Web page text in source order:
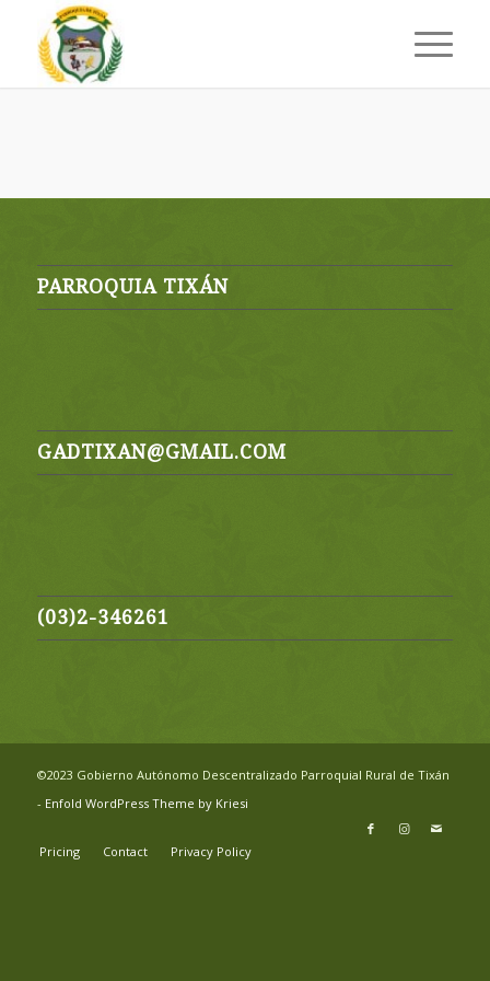
PARROQUIA TIXÁN
GADTIXAN@GMAIL.COM
(03)2-346261
©2023 Gobierno Autónomo Descentralizado Parroquial Rural de Tixán
- Enfold WordPress Theme by Kriesi
Pricing Contact Privacy Policy